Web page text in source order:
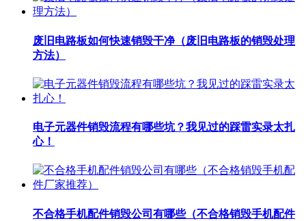
废旧电路板如何快速销毁干净（废旧电路板的销毁处理
方法）
电子元器件销毁流程有哪些坑？我见过的踩雷实录太扎
心！
不合格手机配件销毁公司有哪些（不合格销毁手机配件